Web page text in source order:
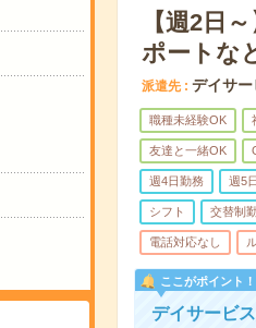
【週2日
ポートな
派遣先 デイサ
職種未経験OK
友達と一緒OK
週4日勤務 週5
シフト 交替制
電話対応なし
ここがポイント！
デイサービ